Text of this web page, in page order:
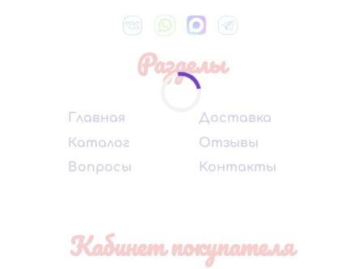
Разделы
Главная
Каталог
Вопросы
Доставка
Отзывы
Контакты
Кабинет покупателя